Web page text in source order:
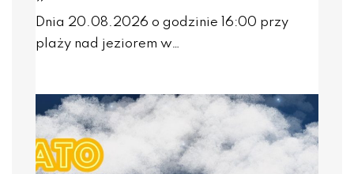
Dnia 20.08.2026 o godzinie 16:00 przy
plaży nad jeziorem w…